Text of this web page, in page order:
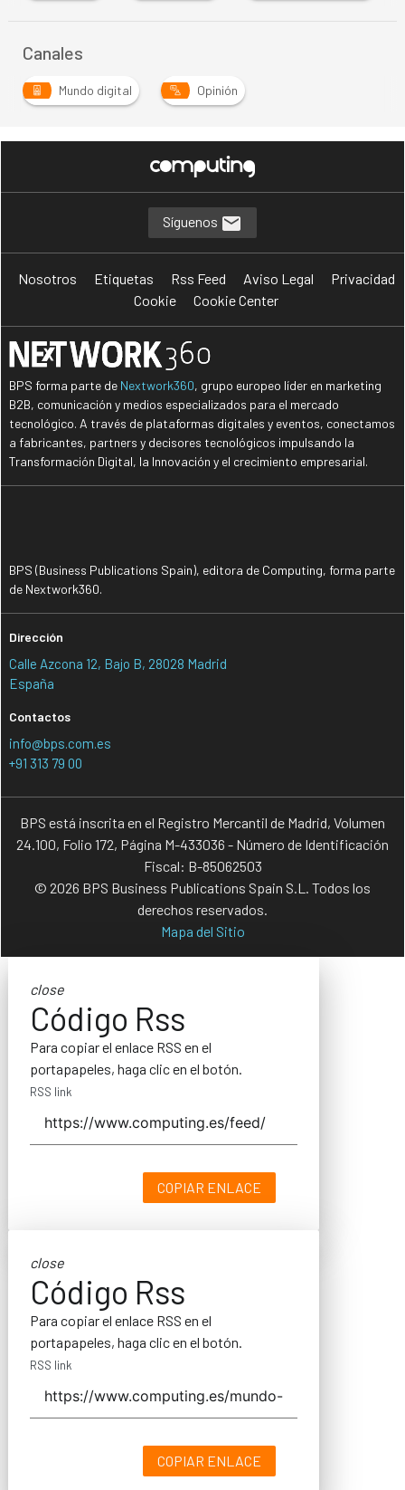
Canales
Mundo digital Opinión
Síguenos
Nosotros Etiquetas Rss Feed Aviso Legal
Privacidad
Cookie
Cookie Center
BPS forma parte de Nextwork360, grupo europeo líder en marketing
B2B, comunicación y medios especializados para el mercado
tecnológico. A través de plataformas digitales y eventos, conectamos
a fabricantes, partners y decisores tecnológicos impulsando la
Transformación Digital, la Innovación y el crecimiento empresarial.
BPS (Business Publications Spain), editora de Computing, forma parte
de Nextwork360.
Dirección
Calle Azcona 12, Bajo B, 28028 Madrid
España
Contactos
info@bps.com.es
+91 313 79 00
BPS está inscrita en el Registro Mercantil de Madrid, Volumen
24.100, Folio 172, Página M-433036 - Número de Identificación
Fiscal: B-85062503
© 2026 BPS Business Publications Spain S.L. Todos los
derechos reservados.
Mapa del Sitio
close
Código Rss
Para copiar el enlace RSS en el
portapapeles, haga clic en el botón.
RSS link
COPIAR ENLACE
close
Código Rss
Para copiar el enlace RSS en el
portapapeles, haga clic en el botón.
RSS link
COPIAR ENLACE